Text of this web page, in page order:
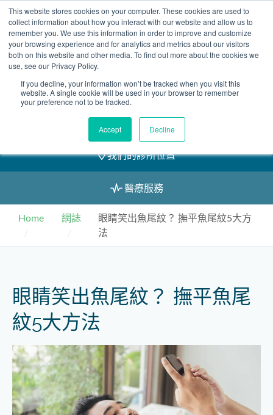
This website stores cookies on your computer. These cookies are used to
collect information about how you interact with our website and allow us to
remember you. We use this information in order to improve and customize
your browsing experience and for analytics and metrics about our visitors
both on this website and other media. To find out more about the cookies we
use, see our Privacy Policy.
If you decline, your information won’t be tracked when you visit this
website. A single cookie will be used in your browser to remember
your preference not to be tracked.
Accept Decline
Skip
to
content
2155 9055
預約
我們的醫護團隊
我們的診所位置
醫療服務
Home 網誌
眼睛笑出魚尾紋？ 撫平魚尾紋5大方
法
眼睛笑出魚尾紋？ 撫平魚尾
紋5大方法